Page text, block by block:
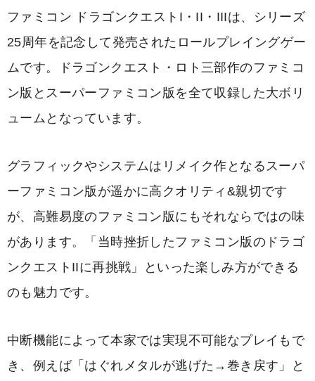
ファミコン ドラゴンクエストI・II・IIIは、シリーズ
25周年を記念して発売されたロールプレイングゲー
ムです。ドラゴンクエスト・ロト三部作のファミコ
ン版とスーパーファミコン版を全て収録した大ボリ
ュームとなっています。
グラフィックやシステムはリメイク作となるスーパ
ーファミコン版が遥かに高クオリティ&親切です
が、高難易度のファミコン版にもそれならではの味
があります。「当時挫折したファミコン版のドラゴ
ンクエストIIに再挑戦」といった楽しみ方ができる
のも魅力です。
中断機能によって本家では実現不可能なプレイもで
き、例えば「はぐれメタルが逃げた→巻き戻す」と